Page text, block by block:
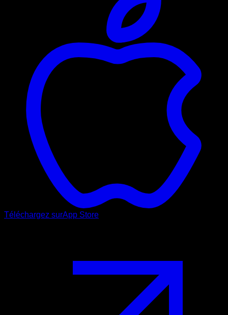
Téléchargez surApp Store